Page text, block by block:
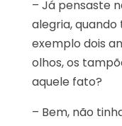
– Já pensaste
alegria,
exemplo dois
olhos, os
aquele fato?
– Bem, não